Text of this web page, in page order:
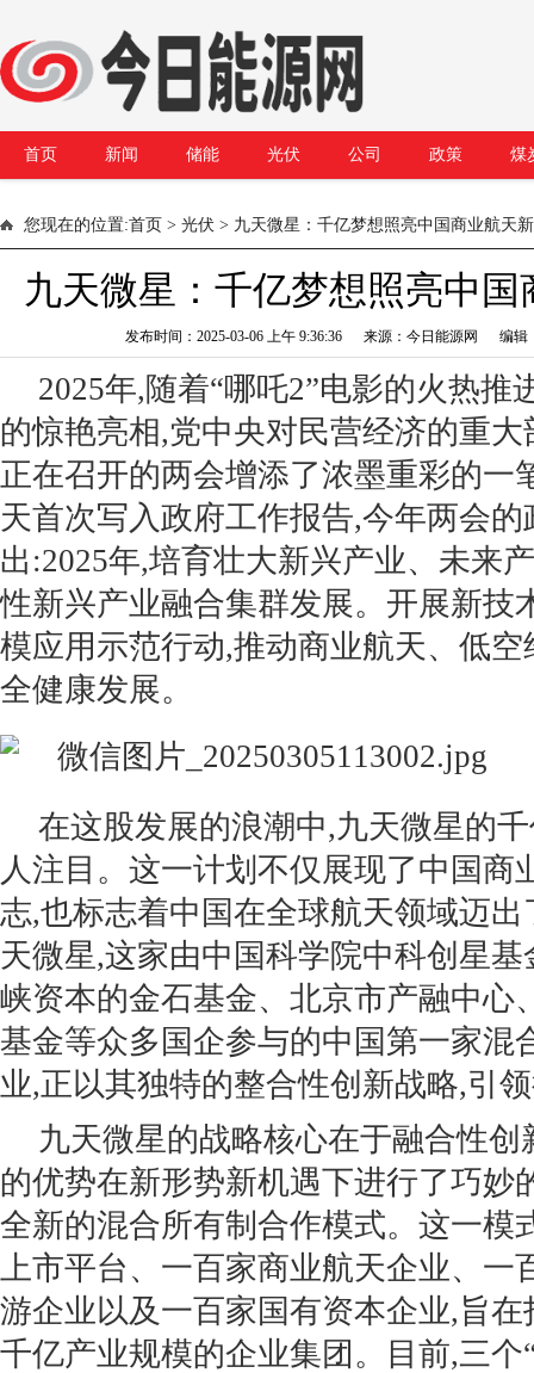
首页 新闻 储能 光伏 公司 政策 煤
您现在的位置:首页 > 光伏 > 九天微星：千亿梦想照亮中国商业航天
九天微星：千亿梦想照亮中
发布时间：2025-03-06 上午 9:36:36 来源：今日能源网 编
2025年,随着“哪吒2”电影的火热推
的惊艳亮相,党中央对民营经济的重
正在召开的两会增添了浓墨重彩的一
天首次写入政府工作报告,今年两会
出:2025年,培育壮大新兴产业、未来
性新兴产业融合集群发展。开展新技
模应用示范行动,推动商业航天、低
全健康发展。
在这股发展的浪潮中,九天微星的
人注目。这一计划不仅展现了中国商
志,也标志着中国在全球航天领域迈
天微星,这家由中国科学院中科创星
峡资本的金石基金、北京市产融中心
基金等众多国企参与的中国第一家混
业,正以其独特的整合性创新战略,引
九天微星的战略核心在于融合性创
的优势在新形势新机遇下进行了巧妙
全新的混合所有制合作模式。这一模
上市平台、一百家商业航天企业、一
游企业以及一百家国有资本企业,旨
千亿产业规模的企业集团。目前,三个